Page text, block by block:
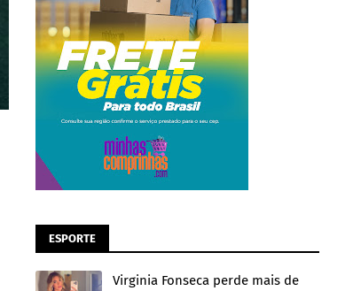
ESPORTE
Virginia Fonseca perde mais de